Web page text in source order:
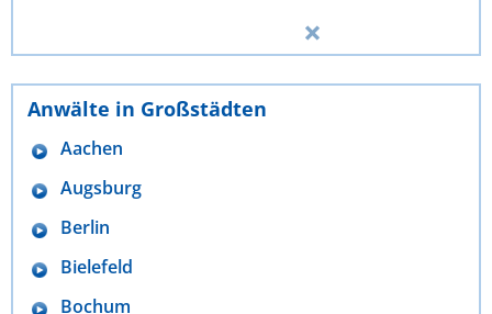
Anwälte in Großstädten
Aachen
Augsburg
Berlin
Bielefeld
Bochum